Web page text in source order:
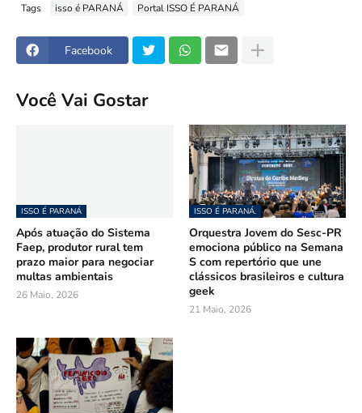
Tags isso é PARANÁ Portal ISSO É PARANÁ
Facebook
Você Vai Gostar
ISSO É PARANÁ
Após atuação do Sistema
Faep, produtor rural tem
prazo maior para negociar
multas ambientais
26 Maio, 2026
ISSO É PARANÁ.
Orquestra Jovem do Sesc-PR
emociona público na Semana
S com repertório que une
clássicos brasileiros e cultura
geek
21 Maio, 2026